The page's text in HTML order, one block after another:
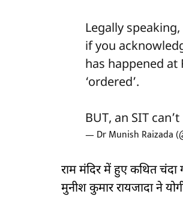
Legally
if you
has happened at
‘ordered’.
BUT, an SIT
— Dr Munish Raizada
राम मंदिर में हुए कथित चंदा
मुनीश कुमार रायजादा ने